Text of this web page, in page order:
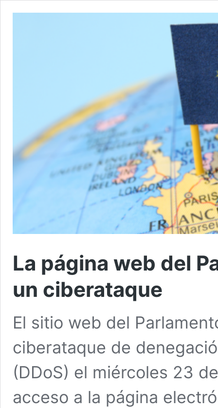
La página web del
un ciberataque
El sitio web del
ciberataque de
(DDoS) el miércoles 23
acceso a la página